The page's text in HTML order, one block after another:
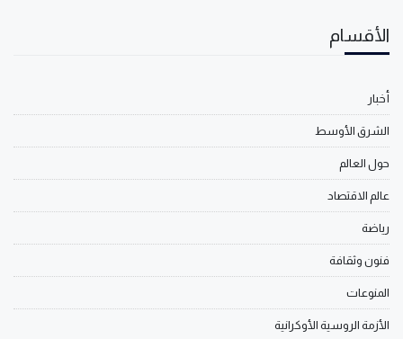
الأقسام
أخبار
الشرق الأوسط
حول العالم
عالم الاقتصاد
رياضة
فنون وثقافة
المنوعات
الأزمة الروسية الأوكرانية